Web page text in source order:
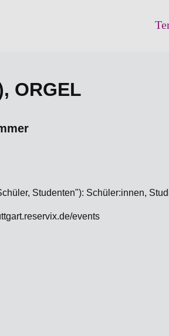
ORGEL
Studenten"): Schüler:innen,
events